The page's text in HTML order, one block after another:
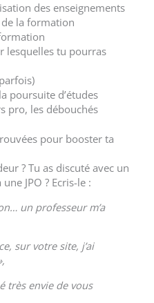
des enseignements
la formation
lesquelles tu pourras
poursuite d’études
pro, les débouchés
pour booster ta
? Tu as discuté avec un
JPO ? Ecris-le :
un professeur m’a
sur votre site, j’ai
très envie de vous